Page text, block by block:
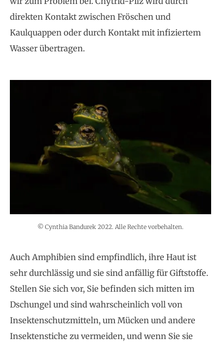
direkten Kontakt zwischen Fröschen und
Kaulquappen oder durch Kontakt mit infiziertem
Wasser übertragen.
© Cynthia Bandurek 2022. Alle Rechte vorbehalten.
Auch Amphibien sind empfindlich, ihre Haut ist
sehr durchlässig und sie sind anfällig für Giftstoffe.
Stellen Sie sich vor, Sie befinden sich mitten im
Dschungel und sind wahrscheinlich voll von
Insektenschutzmitteln, um Mücken und andere
Insektenstiche zu vermeiden, und wenn Sie sie